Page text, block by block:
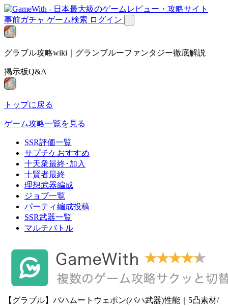
事前ガチャ ゲーム検索 ログイン
グラブル攻略wiki｜グランブルーファンタジー徹底解説
掲示板Q&A
トップに戻る
ゲーム攻略一覧を見る
SSR評価一覧
サプチケおすすめ
十天衆最終･加入
十賢者最終
理想武器編成
ジョブ一覧
パーティ編成投稿
SSR武器一覧
マルチバトル
【グラブル】バハムートウェポン(バハ武器)性能｜5凸素材/